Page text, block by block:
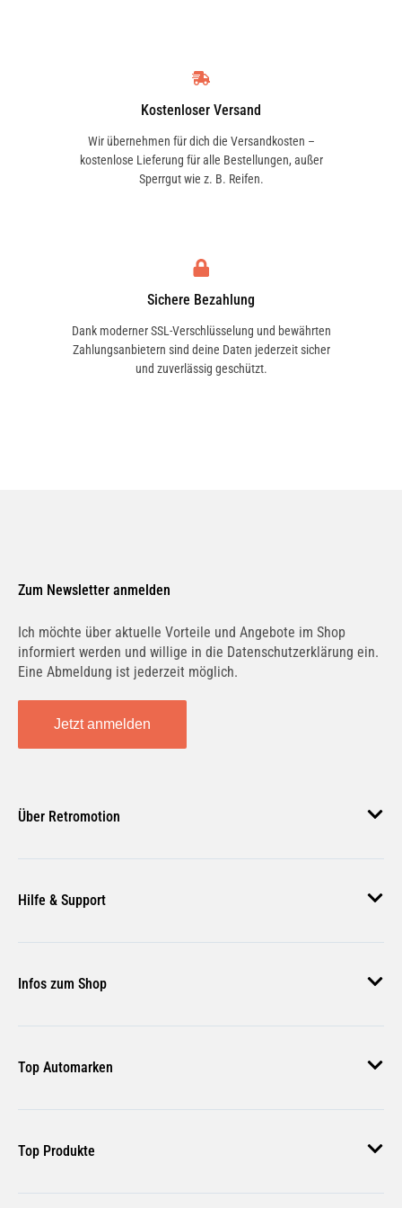
Kostenloser Versand
Wir übernehmen für dich die Versandkosten –
kostenlose Lieferung für alle Bestellungen, außer
Sperrgut wie z. B. Reifen.
Sichere Bezahlung
Dank moderner SSL-Verschlüsselung und bewährten
Zahlungsanbietern sind deine Daten jederzeit sicher
und zuverlässig geschützt.
Zum Newsletter anmelden
Ich möchte über aktuelle Vorteile und Angebote im Shop
informiert werden und willige in die Datenschutzerklärung ein.
Eine Abmeldung ist jederzeit möglich.
Jetzt anmelden
Über Retromotion
Unsere Jobs
Magazin
Hilfe & Support
Zahlungsmethoden
Versand & Lieferung
Rückgabe & Erstattung
Infos zum Shop
Nutzungsbedingungen
Widerrufsbelehrung
Top Automarken
VW Ersatzteile
BMW Ersatzteile
Top Produkte